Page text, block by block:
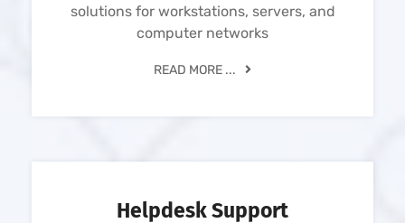
solutions for workstations, servers, and
computer networks
READ MORE ...
Helpdesk Support